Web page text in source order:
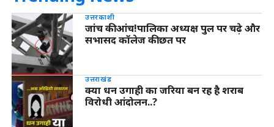
उत्तरकाशी
जांच की आंच!पालिका अध्यक्ष पुल पर चढ़े और
सभासद कॉलेज की छत पर
उत्तराखंड
क्या धन उगाही का जरिया बन रह है शराब
विरोधी आंदोलन..?